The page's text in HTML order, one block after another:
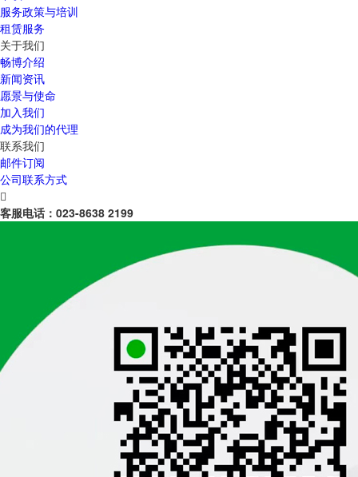
服务政策与培训
租赁服务
关于我们
畅博介绍
新闻资讯
愿景与使命
加入我们
成为我们的代理
联系我们
邮件订阅
公司联系方式

客服电话： 023-8638 2199